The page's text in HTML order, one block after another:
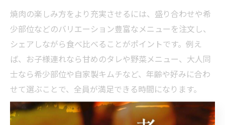
焼肉の楽しみ方をより充実させるには、盛り合わせや希
少部位などのバリエーション豊富なメニューを注文し、
シェアしながら食べ比べることがポイントです。例え
ば、お子様連れなら甘めのタレや野菜メニュー、大人同
士なら希少部位や自家製キムチなど、年齢や好みに合わ
せて選ぶことで、全員が満足できる時間になります。
焼肉店での食事が深める家族や友人との絆